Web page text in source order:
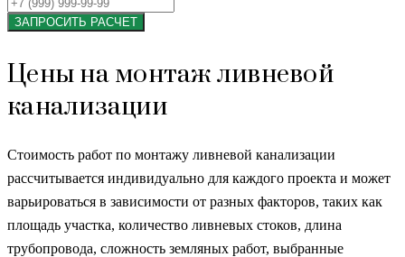
ЗАПРОСИТЬ РАСЧЕТ
Цены на монтаж ливневой
канализации
Стоимость работ по монтажу ливневой канализации
рассчитывается индивидуально для каждого проекта и может
варьироваться в зависимости от разных факторов, таких как
площадь участка, количество ливневых стоков, длина
трубопровода, сложность земляных работ, выбранные